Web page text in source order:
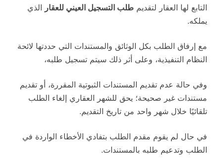
التابع لها العقار لتقديم طلب التسجيل العيني للعقار الذي
يملكه.
مع إرفاق الطلب بكل الوثائق والمستندات التي حددتها لائحة
النظام التنفيذية، وعلى أثر ذلك سيتم تسجيل طلبه،
وفي حالة عدم تقديم المستندات الثبوتية المقررة، أو تقديم
مستندات غير صحيحة؛ يحق للشهر العقاري إلغاء الطلب
تلقائيًا خلال شهر واحد من تاريخ التقديم.
في حال لم يقوم مقدم الطلب بتفادي الأخطاء الواردة في
الطلب وتدعيم طلبه بالمستندات.